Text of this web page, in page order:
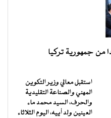
من جمهورية تركيا
استقبل معالي وزير التكوين
المهني والصناعة التقليدية
والحرف، السيد محمد ماء
العينين ولد أييه، اليوم الثلاثاء